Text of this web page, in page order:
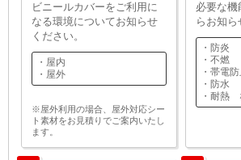
ビニールカバーをご利用に
なる環境についてお知らせ
ください。
・屋内
・屋外
※屋外利用の場合、屋外対応シー
ト素材をお見積りでご案内いたし
ます。
必要な機
らお知ら
・防炎
・不燃
・帯電
・防水
・耐熱